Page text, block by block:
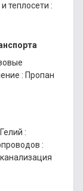
теплосети :
: Пропан
Гелий :
: